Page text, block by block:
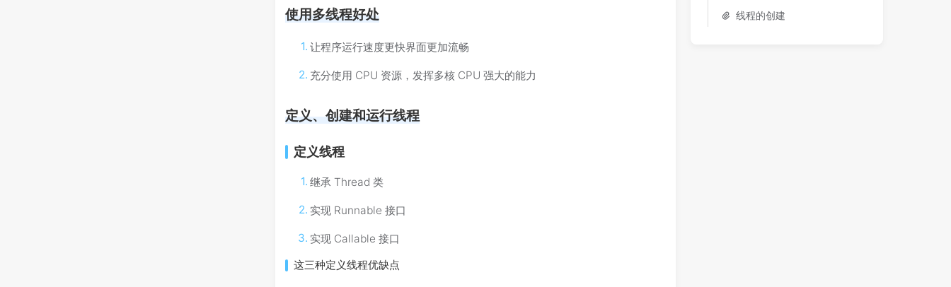
使用多线程好处
让程序运行速度更快界面更加流畅
充分使用 CPU 资源，发挥多核 CPU 强大的能力
定义、创建和运行线程
定义线程
继承 Thread 类
实现 Runnable 接口
实现 Callable 接口
这三种定义线程优缺点
线程的创建